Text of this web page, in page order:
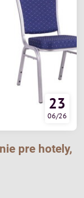
23
06/26
pre hotely,